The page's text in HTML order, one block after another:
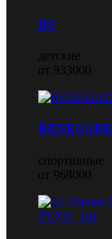
DS
детские
от 933000
RENEGADE
спортивные
от 968000